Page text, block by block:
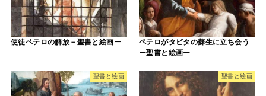
使徒ペテロの解放－聖書と絵画ー
ペテロがタビタの蘇生に立ち会う
ー聖書と絵画ー
聖書と絵画 聖書と絵画